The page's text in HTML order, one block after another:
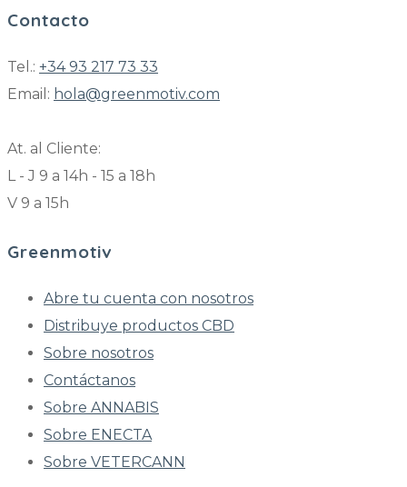
Contacto
Tel.: +34 93 217 73 33
Email: hola@greenmotiv.com
At. al Cliente:
L - J 9 a 14h - 15 a 18h
V 9 a 15h
Greenmotiv
Abre tu cuenta con nosotros
Distribuye productos CBD
Sobre nosotros
Contáctanos
Sobre ANNABIS
Sobre ENECTA
Sobre VETERCANN